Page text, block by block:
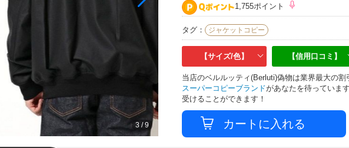
3 /9
1,755ポイント
タグ： ジャケットコピー
【サイズ/色】 【信用口コミ】
当店のベルルッティ(Berluti)偽物は業界最大の
スーパーコピーブランドがあなたを待っていま
受けることができます！